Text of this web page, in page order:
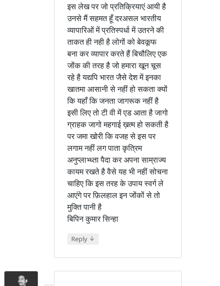
इस लेख पर जो प्रतिक्रियाएं आयी है
उनसे मैं सहमत हूँ दरअसल भारतीय
व्यापारिओं में प्रतिस्पर्धा में उतरने की
ताकत ही नही है लोगों को बेवकूफ
बना कर व्यापार करते हैं बिचौलिए एक
जोंक की तरह है जो हमारा खून चूस
रहे है यद्यपि भारत जैसे देश में इनका
खातमा आसानी से नहीं हो सकता क्यों
कि यहाँ कि जनता जागरूक नहीं है
इसी लिए तो टी वी में एड आता है जागो
ग्राहक जागो महगाई ख़त्म हो सकती है
पर जमा खोरी कि वजह से इस पर
लगाम नहीं लग पाता कृत्रिम
अनुप्लाभ्ध्ता पैदा कर अपना साम्राज्य
कायम रखते है वैसे यह भी नहीं सोचना
चाहिए कि इस तरह के उपाय स्वर्ग ले
आएंगे पर फ़िलहाल इन जोंकों से तो
मुक्ति पानी है
बिपिन कुमार सिन्हा
Reply ↓